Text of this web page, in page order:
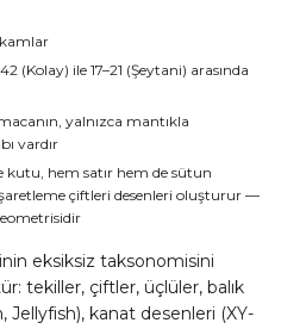
(Kolay) ile 17–21 (Şeytani) arasında
yalnızca mantıkla
vardır
kutu, hem satır hem de sütun
çiftleri desenleri oluşturur —
eksiksiz taksonomisini
tekiller, çiftler, üçlüler, balık
Jellyfish), kanat desenleri (XY-